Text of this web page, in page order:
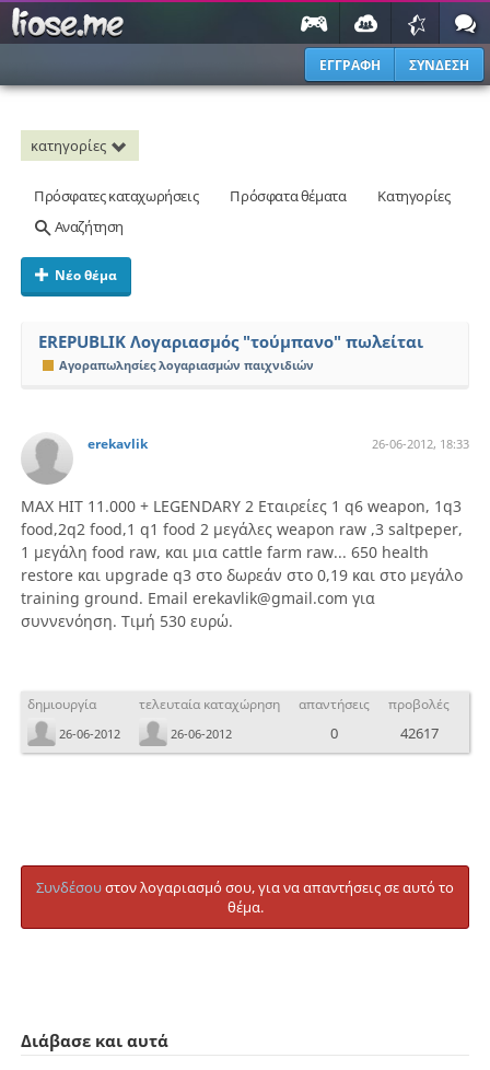
ΕΓΓΡΑΦΗ ΣΥΝΔΕΣΗ
κατηγορίες
Πρόσφατες καταχωρήσεις Πρόσφατα θέματα
Κατηγορίες
Αναζήτηση
Νέο θέμα
EREPUBLIK Λογαριασμός "τούμπανο" πωλείται
Αγοραπωλησίες λογαριασμών παιχνιδιών
erekavlik 26-06-2012, 18:33
ΜAX ΗΙΤ 11.000 + LEGENDARY 2 Εταιρείες 1 q6 weapon, 1q3
food,2q2 food,1 q1 food 2 μεγάλες weapon raw ,3 saltpeper,
1 μεγάλη food raw, και μια cattle farm raw... 650 health
restore και upgrade q3 στο δωρεάν στο 0,19 και στο μεγάλο
training ground. Email erekavlik@gmail.com για
συννενόηση. Τιμή 530 ευρώ.
δημιουργία
26-06-2012
τελευταία καταχώρηση
26-06-2012
απαντήσεις
0
προβολές
42617
Συνδέσουστον λογαριασμό σου, για να απαντήσεις σε αυτό το
θέμα.
Διάβασε και αυτά